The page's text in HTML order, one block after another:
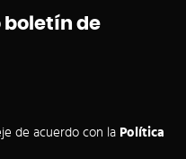
boletín de
de acuerdo con la Política